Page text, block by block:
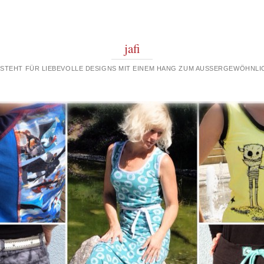
jafi
FÜR LIEBEVOLLE DESIGNS MIT EINEM HANG ZUM